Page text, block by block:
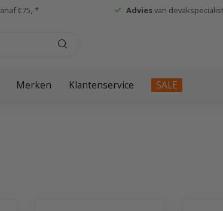
€75,-* Adviesvan devakspecialist
Merken Klantenservice SALE